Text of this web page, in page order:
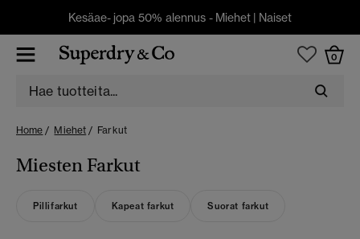
Kesäae- jopa 50% alennus - Miehet | Naiset
0
Home Miehet Farkut
Miesten Farkut
Pillifarkut Kapeat farkut Suorat farkut